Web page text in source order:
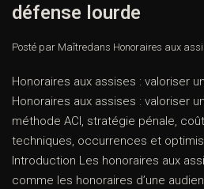
défense lourde
Posté par Maîtredans Honoraires aux
Honoraires aux assises : valoriser
Honoraires aux assises : valoriser
méthode ACI, stratégie pénale,
techniques, occurrences et
Introduction Les honoraires aux
comme les honoraires d’une